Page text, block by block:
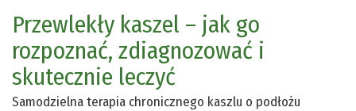
Przewlekły kaszel – jak go
rozpoznać, zdiagnozować i
skutecznie leczyć
Samodzielna terapia chronicznego kaszlu o podłożu